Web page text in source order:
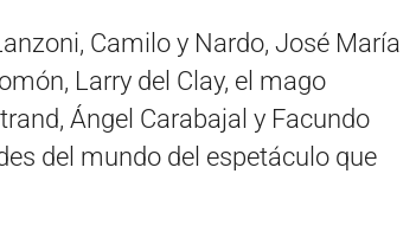
Camilo y Nardo, José María
Larry del Clay, el mago
Ángel Carabajal y Facundo
del mundo del espetáculo que